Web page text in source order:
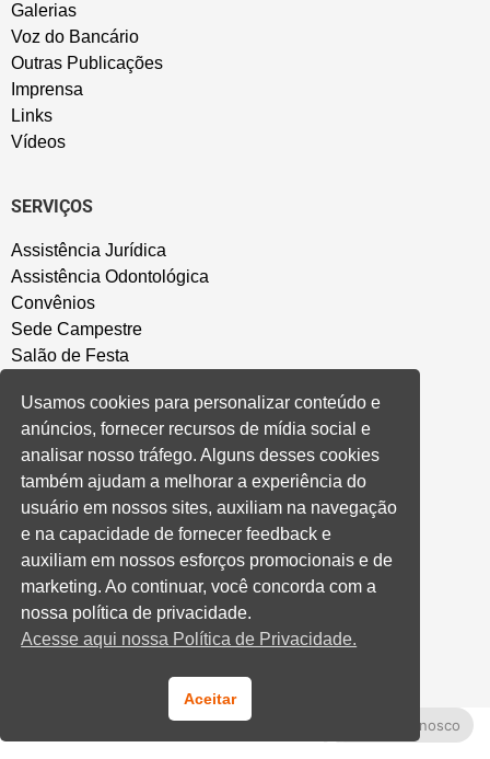
Galerias
Voz do Bancário
Outras Publicações
Imprensa
Links
Vídeos
SERVIÇOS
Assistência Jurídica
Assistência Odontológica
Convênios
Sede Campestre
Salão de Festa
CONVENÇÃO COLETIVA E ACORDOS
Convenções Coletivas
Banco do Brasil
Caixa Econômica Federal
Banrisul
Privados
Aditivos RS
Cooperativas e Financeiras
Fale Conosco
Usamos cookies para personalizar conteúdo e
anúncios, fornecer recursos de mídia social e
analisar nosso tráfego. Alguns desses cookies
também ajudam a melhorar a experiência do
usuário em nossos sites, auxiliam na navegação
e na capacidade de fornecer feedback e
auxiliam em nossos esforços promocionais e de
marketing. Ao continuar, você concorda com a
nossa política de privacidade.
Acesse aqui nossa Política de Privacidade.
Aceitar